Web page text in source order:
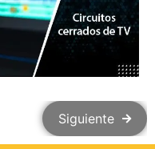
Siguiente